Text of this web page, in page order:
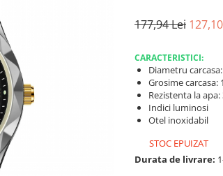
177,94 Lei
CARACTERISTICI:
Diametru
Grosime carcasa:
Rezistenta la apa:
Indici luminosi
Otel inoxidabil
STOC EPUIZAT
Durata de livrare: